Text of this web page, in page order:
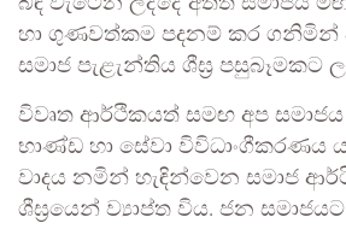
හා ගුණවත්කම පදනම් කර ගනිමින්
සමාජ පැළැන්තිය ශීඝ්‍ර පසුබෑමකට
විවෘත ආර්ථිකයත් සමඟ අප
භාණ්ඩ හා සේවා විවිධාංගීකරණය
වාදය නමින් හැඳින්වෙන සමාජ
ශීඝ්‍රයෙන් ව්‍යාප්ත විය. ජන